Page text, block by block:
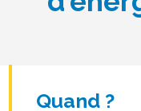
Quand ?